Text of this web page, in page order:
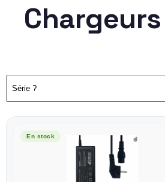
En stock